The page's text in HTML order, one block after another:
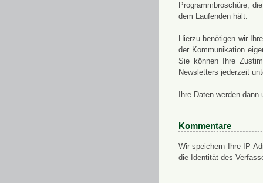
Programmbroschüre,
dem Laufenden hält.
Hierzu benötigen wir
der Kommunikation
Sie können Ihre
Newsletters jederzeit
Ihre Daten werden
Kommentare
Wir speichern Ihre IP-
die Identität des